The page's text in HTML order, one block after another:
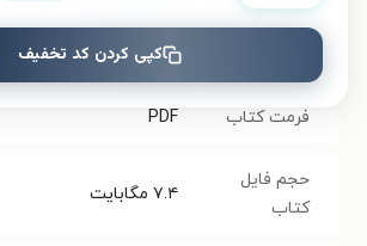
سال انتشار
۱۴۰۰/۱۰/۱۹
فرمت کتاب PDF
حجم فایل
کتاب
۷.۴ مگابایت
کپی کردن کد تخفیف